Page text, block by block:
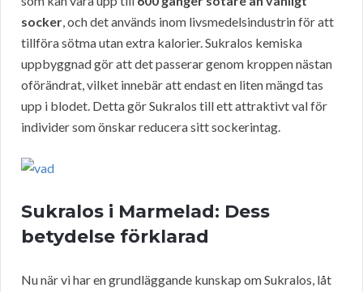
socker, och det används inom livsmedelsindustrin för att
tillföra sötma utan extra kalorier. Sukralos kemiska
uppbyggnad gör att det passerar genom kroppen nästan
oförändrat, vilket innebär att endast en liten mängd tas
upp i blodet. Detta gör Sukralos till ett attraktivt val för
individer som önskar reducera sitt sockerintag.
Sukralos i Marmelad: Dess
betydelse förklarad
Nu när vi har en grundläggande kunskap om Sukralos, låt